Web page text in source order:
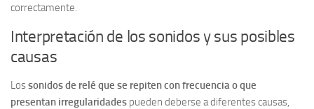
correctamente.
Interpretación de los sonidos y sus posibles
causas
Lossonidos de relé que se repiten con frecuencia o que
presentan irregularidades pueden deberse a diferentes causas,